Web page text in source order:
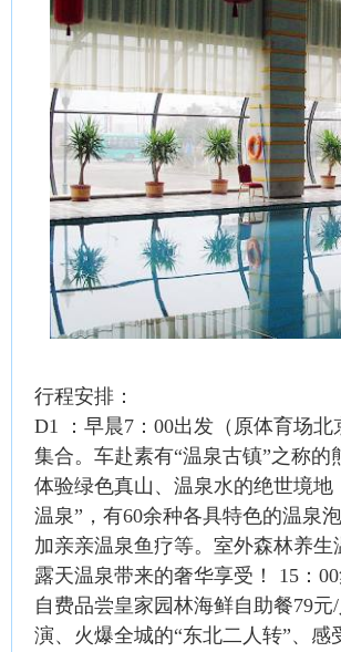
行程安排：
D1 ：早晨7：00出发（原体育场
集合。车赴素有“温泉古镇”之称
体验绿色真山、温泉水的绝世境
温泉”，有60余种各具特色的温泉
加亲亲温泉鱼疗等。室外森林养
露天温泉带来的奢华享受！ 15：
自费品尝皇家园林海鲜自助餐79
演、火爆全城的“东北二人转”、感